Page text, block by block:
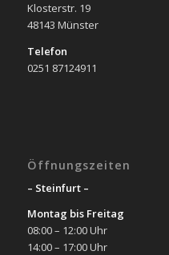
Klosterstr. 19
48143 Münster
Telefon
0251 87124911
Öffnungszeiten
– Steinfurt –
Montag bis Freitag
08:00 – 12:00 Uhr
14:00 – 17:00 Uhr